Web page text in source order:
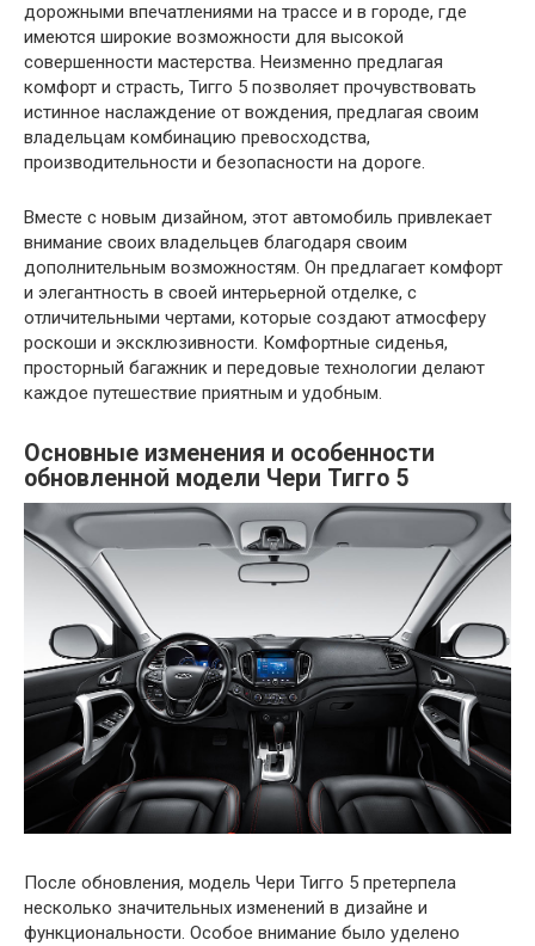
дорожными впечатлениями на трассе и в городе, где
имеются широкие возможности для высокой
совершенности мастерства. Неизменно предлагая
комфорт и страсть, Тигго 5 позволяет прочувствовать
истинное наслаждение от вождения, предлагая своим
владельцам комбинацию превосходства,
производительности и безопасности на дороге.
Вместе с новым дизайном, этот автомобиль привлекает
внимание своих владельцев благодаря своим
дополнительным возможностям. Он предлагает комфорт
и элегантность в своей интерьерной отделке, с
отличительными чертами, которые создают атмосферу
роскоши и эксклюзивности. Комфортные сиденья,
просторный багажник и передовые технологии делают
каждое путешествие приятным и удобным.
Основные изменения и особенности
обновленной модели Чери Тигго 5
После обновления, модель Чери Тигго 5 претерпела
несколько значительных изменений в дизайне и
функциональности. Особое внимание было уделено